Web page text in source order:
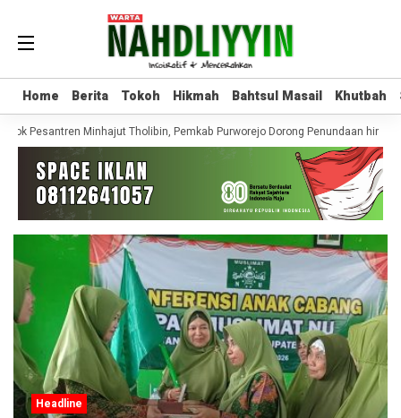
Home Berita Tokoh Hikmah Bahtsul Masail Khutbah
Home Berita Tokoh Hikmah Bahtsul Masail Khutbah
Pesantren Minhajut Tholibin, Pemkab Purworejo Dorong Penundaan hingga
Headline